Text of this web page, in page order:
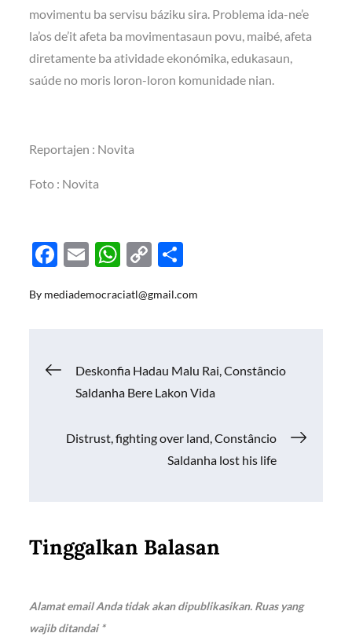
movimentu ba servisu báziku sira. Problema ida-ne’e
la’os de’it afeta ba movimentasaun povu, maibé, afeta
diretamente ba atividade ekonómika, edukasaun,
saúde no moris loron-loron komunidade nian.
Reportajen : Novita
Foto : Novita
F
e
o
E
ail
W
at
p
p
C
p
n
k
ar
By mediademocraciatl@gmail.com
Navigasi
Deskonfia Hadau Malu Rai, Constâncio
Saldanha Bere Lakon Vida
Distrust, fighting over land, Constâncio
Saldanha lost his life
Tinggalkan Balasan
Alamat email Anda tidak akan dipublikasikan. Ruas yang
wajib ditandai*